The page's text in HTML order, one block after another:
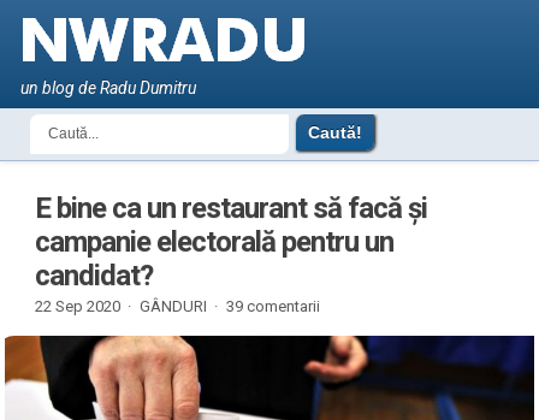
un blog de Radu Dumitru
E bine ca un restaurant să facă și
campanie electorală pentru un
candidat?
22 Sep 2020 · GÂNDURI · 39 comentarii